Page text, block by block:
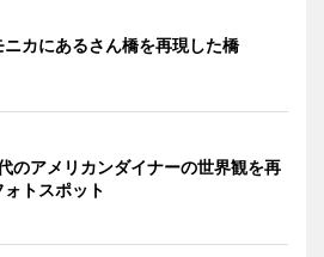
ニカにあるさん橋を再現した橋
のアメリカンダイナーの世界観を再
トスポット